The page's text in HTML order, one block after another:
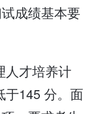
成绩基本要
人才培养计
于145 分。面